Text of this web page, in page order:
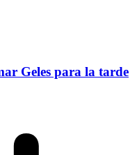
Geles para la tarde